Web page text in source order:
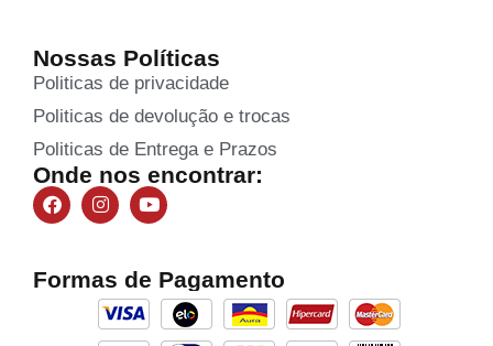
Nossas Políticas
Politicas de privacidade
Politicas de devolução e trocas
Politicas de Entrega e Prazos
Onde nos encontrar:
Formas de Pagamento